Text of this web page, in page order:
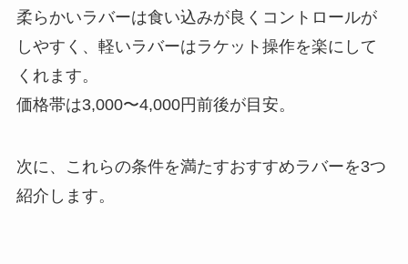
柔らかいラバーは食い込みが良くコントロールが
しやすく、軽いラバーはラケット操作を楽にして
くれます。
価格帯は3,000〜4,000円前後が目安。
次に、これらの条件を満たすおすすめラバーを3つ
紹介します。